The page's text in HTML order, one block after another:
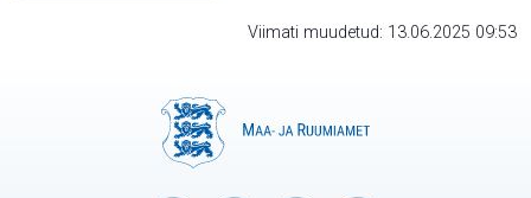
Viimati muudetud: 13.06.2025 09:53